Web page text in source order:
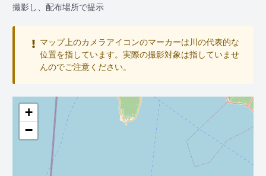
撮影し、配布場所で提示
マップ上のカメラアイコンのマーカーは川の代表的な
位置を指しています。実際の撮影対象は指していませ
んのでご注意ください。
+
−